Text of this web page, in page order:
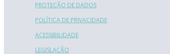
PROTEÇÃO DE DADOS
POLÍTICA DE PRIVACIDADE
ACESSIBILIDADE
LEGISLAÇÃO